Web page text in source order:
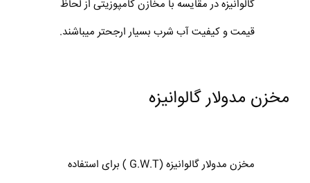
گالوانیزه در مقایسه با مخازن کامپوزیتی از لحاظ
قیمت و کیفیت آب شرب بسیار ارجحتر میباشند.
مخزن مدولار گالوانیزه
مخزن مدولار گالوانیزه (G.W.T ) برای استفاده